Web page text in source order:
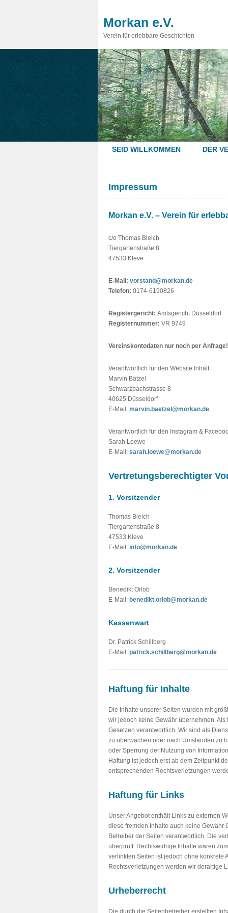
Morkan e.V.
Verein für erlebbare Geschichten
SEID WILLKOMMEN DER
Impressum
Morkan e.V. – Verein für
c/o Thomas Bleich
Tiergartenstraße 8
47533 Kleve
E-Mail: vorstand@morkan.de
Telefon: 0174-6190826
Registergericht: Amtsgericht Düsseldorf
Registernummer: VR 9749
Vereinskontodaten nur noch per Anfrage!
Verantwortlich für den Website Inhalt:
Marvin Bätzel
Schwarzbachstrasse 8
40625 Düsseldorf
E-Mail: marvin.baetzel@morkan.de
Verantwortlich für den Instagram &
Sarah Loewe
E-Mail: sarah.loewe@morkan.de
Vertretungsberechtigter
1. Vorsitzender
Thomas Bleich
Tiergartenstraße 8
47533 Kleve
E-Mail: info@morkan.de
2. Vorsitzender
Benedikt Orlob
E-Mail: benedikt.orlob@morkan.de
Kassenwart
Dr. Patrick Schillberg
E-Mail: patrick.schillberg@morkan.de
Haftung für Inhalte
Die Inhalte unserer Seiten wurden mit
wir jedoch keine Gewähr übernehmen.
Gesetzen verantwortlich. Wir sind als
zu überwachen oder nach Umständen zu
oder Sperrung der Nutzung von
Haftung ist jedoch erst ab dem Zeitpunkt
entsprechenden Rechtsverletzungen
Haftung für Links
Unser Angebot enthält Links zu externen
diese fremden Inhalte auch keine Gewähr
Betreiber der Seiten verantwortlich. Die
überprüft. Rechtswidrige Inhalte waren
verlinkten Seiten ist jedoch ohne konkrete
Rechtsverletzungen werden wir derartige
Urheberrecht
Die durch die Seitenbetreiber erstellten